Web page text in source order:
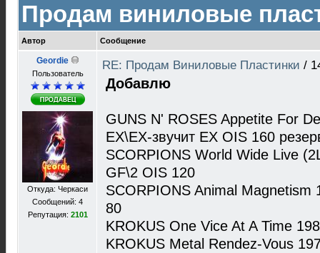
Продам виниловые
Автор Сообщение
Geordie
Пользователь
Откуда: Черкаси
Сообщений: 4
Репутация: 2101
RE: Продам Виниловые Пластинки /
Добавлю
GUNS N' ROSES Appetite For
EX\EX-звучит EX OIS 160
SCORPIONS World Wide Live
GF\2 OIS 120
SCORPIONS Animal
80
KROKUS One Vice At A Time
KROKUS Metal Rendez-Vous